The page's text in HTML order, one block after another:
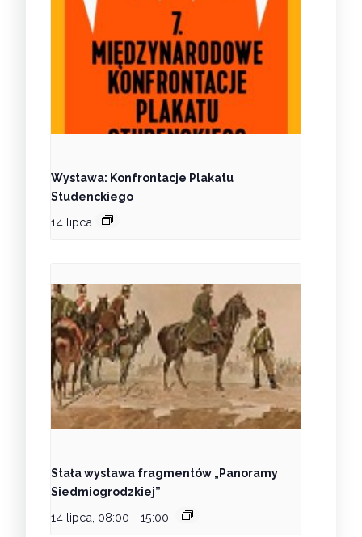
Wystawa: Konfrontacje Plakatu
Studenckiego
14 lipca
Stała wystawa fragmentów „Panoramy
Siedmiogrodzkiej”
14 lipca, 08:00 - 15:00